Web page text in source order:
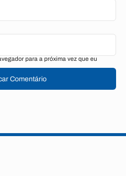
para a próxima vez que eu
Comentário